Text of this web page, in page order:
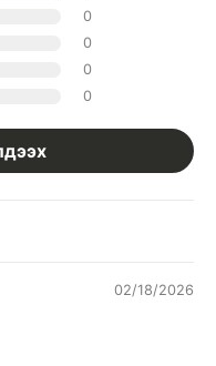
0
0
0
0
02/18/2026